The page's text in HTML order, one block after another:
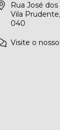
Rua José
Vila
040
Visite o